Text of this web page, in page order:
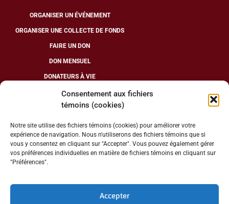
Consentement aux fichiers
témoins (cookies)
Notre site utilise des fichiers témoins (cookies) pour améliorer votre
expérience de navigation. Nous n'utiliserons des fichiers témoins que si
vous y consentez en cliquant sur "Accepter". Vous pouvez également gérer
vos préférences individuelles en matière de fichiers témoins en cliquant sur
"Préférences".
Accepter
ORGANISER UN ÉVÉNEMENT
ORGANISER UNE COLLECTE DE FONDS
FAIRE UN DON
DON MENSUEL
DONATEURS À VIE
SUIVEZ-NOUS
NUMÉRO D’ORGANISME DE CHARITÉ : 13286 7078 RR0001
INSCRIVEZ VOUS À NOTRE INFOLETTRE